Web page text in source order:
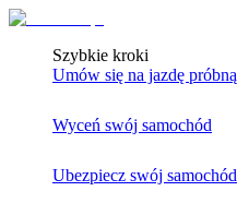
Szybkie kroki
Umów się na jazdę próbną
Wyceń swój samochód
Ubezpiecz swój samochód